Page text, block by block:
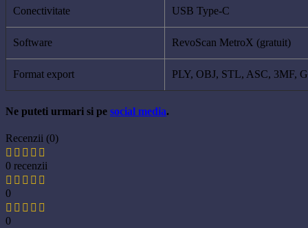
Conectivitate USB Type-C
Software RevoScan MetroX (gratuit)
Format export PLY, OBJ, STL, ASC, 3MF,
Ne puteti urmari si pe social media.
Recenzii (0)
0 recenzii
0
0